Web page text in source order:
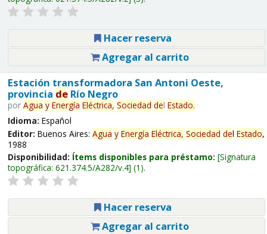
Hacer reserva
Agregar al carrito
Estación transformadora San Antoni Oeste,
provincia deRío Negro
por Agua y Energía Eléctrica, Sociedad del Estado.
Idioma: Español
Editor: Buenos Aires: Agua y Energía Eléctrica, Sociedad del Estado,
1988
Disponibilidad: Ítems disponibles para préstamo: Signatura
topográfica: 621.374.5/A282/v.4 (1).
Hacer reserva
Agregar al carrito